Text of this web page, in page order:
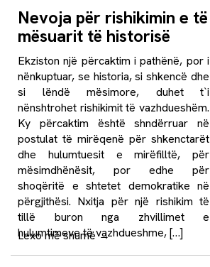
Nevoja për rishikimin e të
mësuarit të historisë
Ekziston një përcaktim i pathënë, por i
nënkuptuar, se historia, si shkencë dhe
si lëndë mësimore, duhet t`i
nënshtrohet rishikimit të vazhdueshëm.
Ky përcaktim është shndërruar në
postulat të mirëqenë për shkenctarët
dhe hulumtuesit e mirëfilltë, për
mësimdhënësit, por edhe për
shoqëritë e shtetet demokratike në
përgjithësi. Nxitja për një rishikim të
tillë buron nga zhvillimet e
hulumtimeve të vazhdueshme, […]
Lexo më shumë→